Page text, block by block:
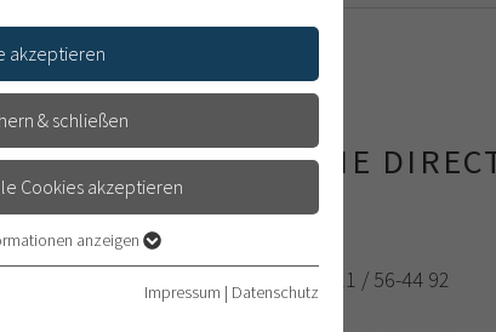
ASSISTANT TO THE
ADMINISTRATION
Tel: +49 (0)6221 / 56-44 92
akzeptieren
& schließen
Cookies akzeptieren
Funktionen der Webseite
dass die Webseite einwandfrei
anzeigen
Impressum | Datenschutz